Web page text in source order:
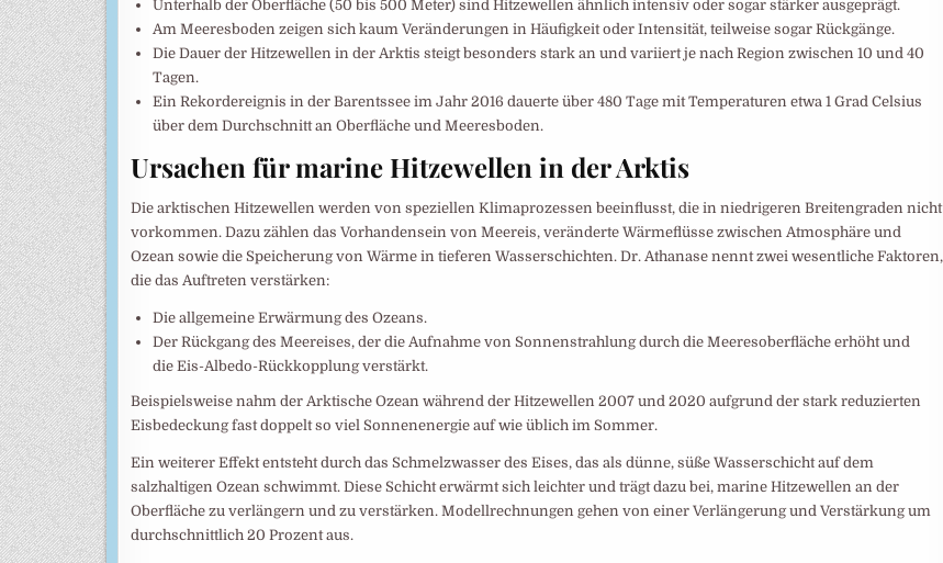
Unterhalb der Oberfläche (50 bis 500 Meter) sind Hitzewellen ähnlich intensiv oder sogar stärker ausgeprägt.
Am Meeresboden zeigen sich kaum Veränderungen in Häufigkeit oder Intensität, teilweise sogar Rückgänge.
Die Dauer der Hitzewellen in der Arktis steigt besonders stark an und variiert je nach Region zwischen 10 und 40
Tagen.
Ein Rekordereignis in der Barentssee im Jahr 2016 dauerte über 480 Tage mit Temperaturen etwa 1 Grad Celsius
über dem Durchschnitt an Oberfläche und Meeresboden.
Ursachen für marine Hitzewellen in der Arktis
Die arktischen Hitzewellen werden von speziellen Klimaprozessen beeinflusst, die in niedrigeren Breitengraden nicht
vorkommen. Dazu zählen das Vorhandensein von Meereis, veränderte Wärmeflüsse zwischen Atmosphäre und
Ozean sowie die Speicherung von Wärme in tieferen Wasserschichten. Dr. Athanase nennt zwei wesentliche Faktoren,
die das Auftreten verstärken:
Die allgemeine Erwärmung des Ozeans.
Der Rückgang des Meereises, der die Aufnahme von Sonnenstrahlung durch die Meeresoberfläche erhöht und
die Eis-Albedo-Rückkopplung verstärkt.
Beispielsweise nahm der Arktische Ozean während der Hitzewellen 2007 und 2020 aufgrund der stark reduzierten
Eisbedeckung fast doppelt so viel Sonnenenergie auf wie üblich im Sommer.
Ein weiterer Effekt entsteht durch das Schmelzwasser des Eises, das als dünne, süße Wasserschicht auf dem
salzhaltigen Ozean schwimmt. Diese Schicht erwärmt sich leichter und trägt dazu bei, marine Hitzewellen an der
Oberfläche zu verlängern und zu verstärken. Modellrechnungen gehen von einer Verlängerung und Verstärkung um
durchschnittlich 20 Prozent aus.